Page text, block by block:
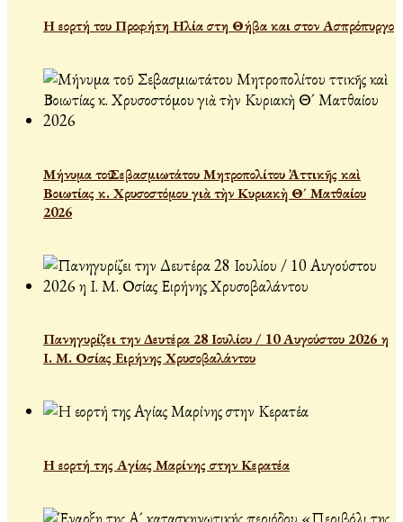
Η εορτή του Προφήτη Ηλία στη Θήβα και στον Ασπρόπυργο
Μήνυμα τοῦ Σεβασμιωτάτου Μητροπολίτου Ἀττικῆς καὶ
Βοιωτίας κ. Χρυσοστόμου γιὰ τὴν Κυριακὴ Θ´ Ματθαίου
2026
Πανηγυρίζει την Δευτέρα 28 Ιουλίου / 10 Αυγούστου 2026 η
Ι. Μ. Οσίας Ειρήνης Χρυσοβαλάντου
Η εορτή της Αγίας Μαρίνης στην Κερατέα